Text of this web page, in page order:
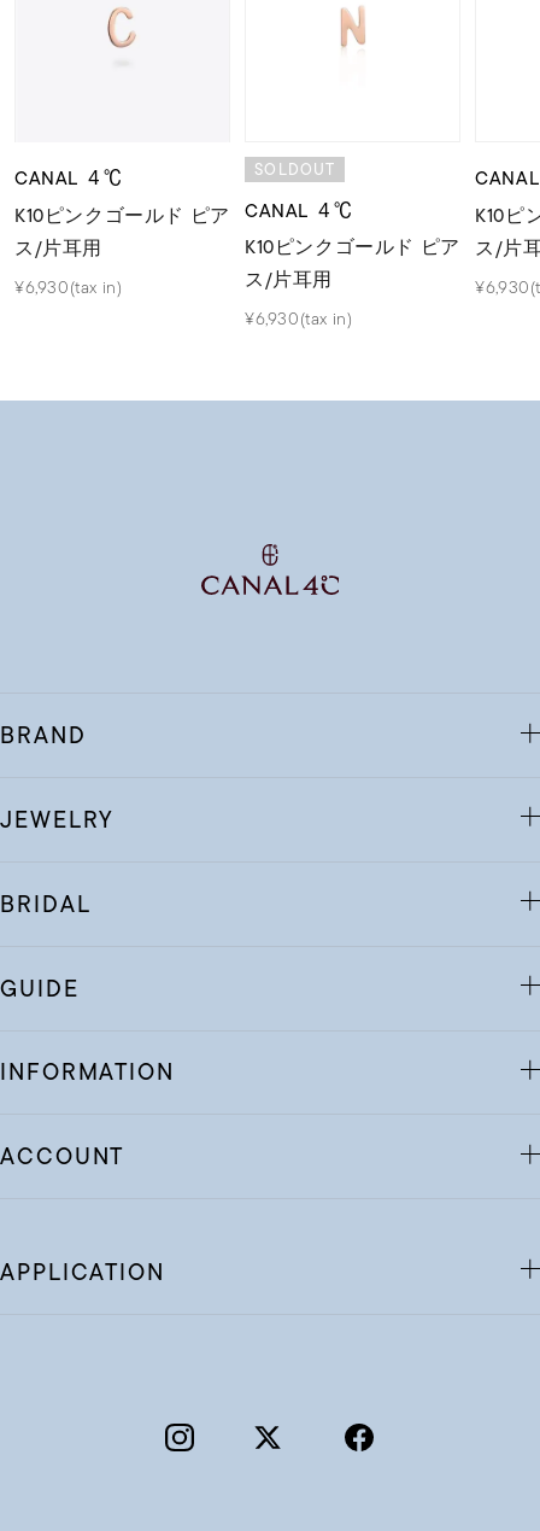
CANAL ４℃
K10ピンクゴールド ピア
ス/片耳用
¥6,930(tax in)
SOLDOUT
CANAL ４℃
K10ピンクゴールド ピア
ス/片耳用
¥6,930(tax in)
K10ピ
ス/片
BRAND
JEWELRY
BRIDAL
GUIDE
INFORMATION
ACCOUNT
APPLICATION